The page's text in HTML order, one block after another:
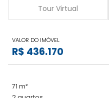
Tour Virtual
VALOR DO IMÓVEL
R$ 436.170
71 m²